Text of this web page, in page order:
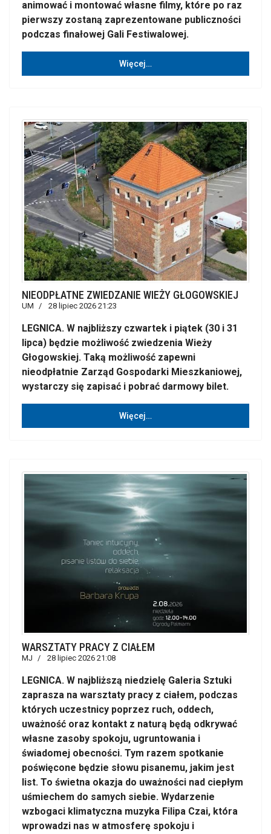
animować i montować własne filmy, które po raz
pierwszy zostaną zaprezentowane publiczności
podczas finałowej Gali Festiwalowej.
Więcej…
NIEODPŁATNE ZWIEDZANIE WIEŻY GŁOGOWSKIEJ
UM 28 lipiec 2026 21:23
LEGNICA. W najbliższy czwartek i piątek (30 i 31
lipca) będzie możliwość zwiedzenia Wieży
Głogowskiej. Taką możliwość zapewni
nieodpłatnie Zarząd Gospodarki Mieszkaniowej,
wystarczy się zapisać i pobrać darmowy bilet.
Więcej…
WARSZTATY PRACY Z CIAŁEM
MJ 28 lipiec 2026 21:08
LEGNICA. W najbliższą niedzielę Galeria Sztuki
zaprasza na warsztaty pracy z ciałem, podczas
których uczestnicy poprzez ruch, oddech,
uważność oraz kontakt z naturą będą odkrywać
własne zasoby spokoju, ugruntowania i
świadomej obecności. Tym razem spotkanie
poświęcone będzie słowu pisanemu, jakim jest
list. To świetna okazja do uważności nad ciepłym
uśmiechem do samych siebie. Wydarzenie
wzbogaci klimatyczna muzyka Filipa Czai, która
wprowadzi nas w atmosferę spokoju i